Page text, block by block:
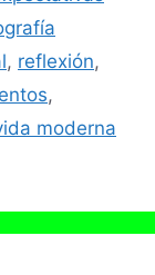
, reflexión,
,
moderna